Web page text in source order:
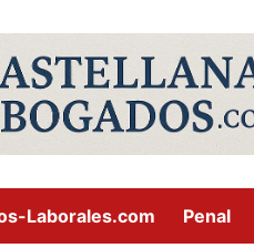
Laborales.com Penal